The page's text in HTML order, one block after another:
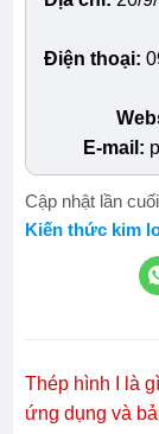
Điện thoại:
E-mail:
Cập nhật lần
Kiến thức kim
Thép hình I là
ứng dụng và